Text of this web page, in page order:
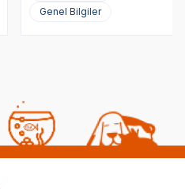
Kaçması
Genel Bilgiler